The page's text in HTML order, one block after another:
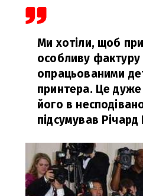
Ми хотіли, щоб
особливу
опрацьованими
принтера. Це дуже
його в
підсумував Річард